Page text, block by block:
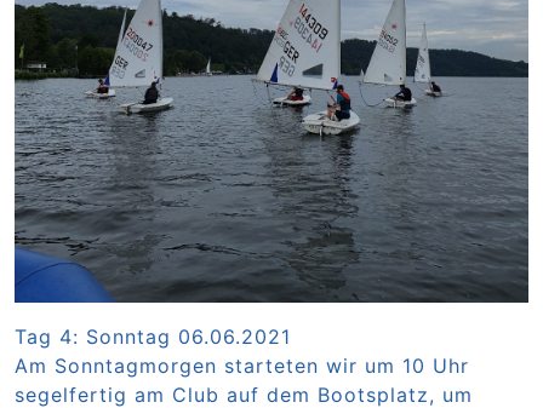
Tag 4: Sonntag 06.06.2021
Am Sonntagmorgen starteten wir um 10 Uhr
segelfertig am Club auf dem Bootsplatz, um